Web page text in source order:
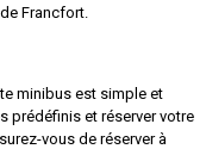
Francfort.
minibus est simple et
prédéfinis et réserver votre
vous de réserver à